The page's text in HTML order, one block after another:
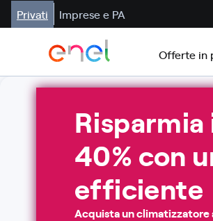
Privati Imprese e PA
Offerte in
40% con
efficiente​
Acquista un